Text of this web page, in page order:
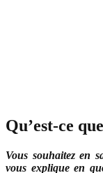
Qu’est-ce
Vous souhaitez en
vous explique en